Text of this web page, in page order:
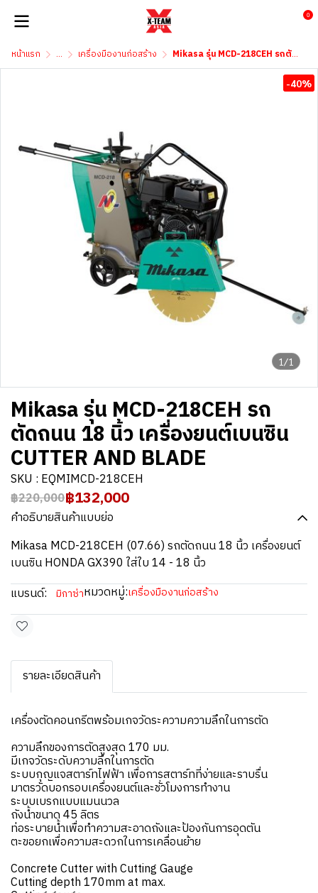
0
หน้าแรก ... เครื่องมืองานก่อสร้าง Mikasa รุ่น MCD-218CEH รถตัดถนน 18 นิ้ว เครื่องยนต์เบนซิน CUTTER AND BLADE
1/1
-40%
Mikasa รุ่น MCD-218CEH รถ
ตัดถนน 18 นิ้ว เครื่องยนต์เบนซิน
CUTTER AND BLADE
SKU : EQMIMCD-218CEH
฿220,000฿132,000
คำอธิบายสินค้าแบบย่อ
Mikasa MCD-218CEH (07.66) รถตัดถนน 18 นิ้ว เครื่องยนต์
เบนซิน HONDA GX390 ใส่ใบ 14 - 18 นิ้ว
แบรนด์:
มิกาซ่าหมวดหมู่:เครื่องมืองานก่อสร้าง
รายละเอียดสินค้า
เครื่องตัดคอนกรีตพร้อมเกจวัดระความความลึกในการตัด
ความลึกของการตัดสูงสุด 170 มม.
มีเกจวัดระดับความลึกในการตัด
ระบบกุญแจสตาร์ทไฟฟ้า เพื่อการสตาร์ทที่ง่ายและราบรื่น
มาตรวัดบอกรอบเครื่องยนต์และชั่วโมงการทำงาน
ระบบเบรกแบบแมนนวล
ถังน้ำขนาด 45 ลิตร
ท่อระบายน้ำเพื่อทำความสะอาดถังและป้องกันการอุดตัน
ตะขอยกเพื่อความสะดวกในการเคลื่อนย้าย
Concrete Cutter with Cutting Gauge
Cutting depth 170mm at max.